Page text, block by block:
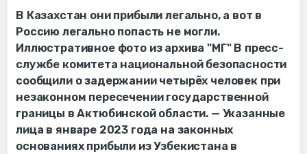
В Казахстан они прибыли легально, а вот в
Россию легально попасть не могли.
Иллюстративное фото из архива "МГ" В пресс-
службе комитета национальной безопасности
сообщили о задержании четырёх человек при
незаконном пересечении государственной
границы в Актюбинской области. — Указанные
лица в январе 2023 года на законных
основаниях прибыли из Узбекистана в